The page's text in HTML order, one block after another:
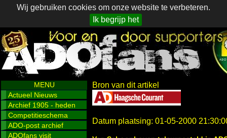
Wij gebruiken cookies om onze website te verbeteren.
Ik begrijp het
MENU
Actueel Nieuws
Archief 1905 - heden
Competitieschema
ADO-post archief
ADOfans visit
Bron van dit artikel
Datum plaatsing: 01-05-2000